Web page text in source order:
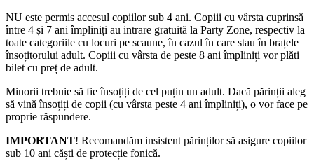
NU este permis accesul copiilor sub 4 ani. Copiii cu vârsta cuprinsă
între 4 și 7 ani împliniți au intrare gratuită la Party Zone, respectiv la
toate categoriile cu locuri pe scaune, în cazul în care stau în brațele
însoțitorului adult. Copiii cu vârsta de peste 8 ani împliniți vor plăti
bilet cu preț de adult.
Minorii trebuie să fie însoțiți de cel puțin un adult. Dacă părinții aleg
să vină însoțiți de copii (cu vârsta peste 4 ani împliniți), o vor face pe
proprie răspundere.
IMPORTANT! Recomandăm insistent părinților să asigure copiilor
sub 10 ani căști de protecție fonică.